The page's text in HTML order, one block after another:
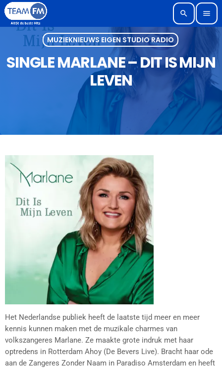
search menu
MUZIEKNIEUWS EIGEN STUDIO RADIO
SINGLE MARLANE – DIT IS MIJN
LEVEN
Het Nederlandse publiek heeft de laatste tijd meer en meer
kennis kunnen maken met de muzikale charmes van
volkszangeres Marlane. Ze maakte grote indruk met haar
optredens in Rotterdam Ahoy (De Bevers Live). Bracht haar ode
aan de Zangeres Zonder Naam in Paradiso Amsterdam en heeft